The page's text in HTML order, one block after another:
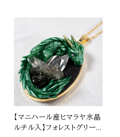
【マニハール産ヒマラヤ水晶
ルチル入】フォレストグリーン